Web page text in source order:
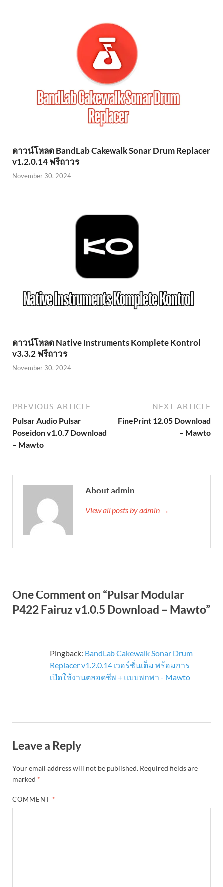
ดาวน์โหลด BandLab Cakewalk Sonar Drum Replacer
v1.2.0.14 ฟรีถาวร
November 30, 2024
ดาวน์โหลด Native Instruments Komplete Kontrol
v3.3.2 ฟรีถาวร
November 30, 2024
PREVIOUS ARTICLE
Pulsar Audio Pulsar
Poseidon v1.0.7 Download
– Mawto
NEXT ARTICLE
FinePrint 12.05 Download
– Mawto
About admin
View all posts by admin →
One Comment on “Pulsar Modular
P422 Fairuz v1.0.5 Download – Mawto”
Pingback: BandLab Cakewalk Sonar Drum
Replacer v1.2.0.14 เวอร์ชั่นเต็ม พร้อมการ
เปิดใช้งานตลอดชีพ + แบบพกพา - Mawto
Leave a Reply
Your email address will not be published. Required fields are
marked *
COMMENT *